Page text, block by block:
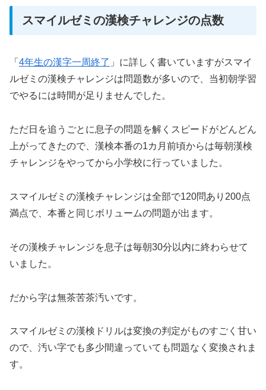
スマイルゼミの漢検チャレンジの点数
「 4年生の漢字一周終了 」に詳しく書いていますがスマイ
ルゼミの漢検チャレンジは問題数が多いので、当初朝学習
でやるには時間が足りませんでした。
ただ日を追うごとに息子の問題を解くスピードがどんどん
上がってきたので、漢検本番の1カ月前頃からは毎朝漢検
チャレンジをやってから小学校に行っていました。
スマイルゼミの漢検チャレンジは全部で120問あり200点
満点で、本番と同じボリュームの問題が出ます。
その漢検チャレンジを息子は毎朝30分以内に終わらせて
いました。
だから字は無茶苦茶汚いです。
スマイルゼミの漢検ドリルは変換の判定がものすごく甘い
ので、汚い字でも多少間違っていても問題なく変換されま
す。